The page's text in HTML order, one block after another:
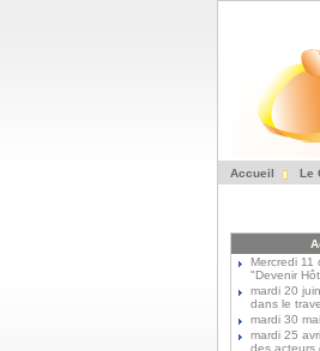
Accueil Le
Mercredi 11
"Devenir
mardi 20
dans le
mardi 30
mardi 25
des acteurs